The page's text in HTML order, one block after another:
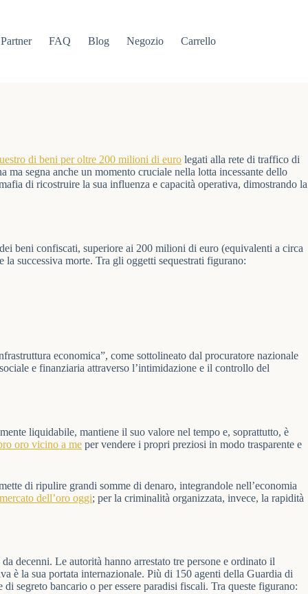
FAQ Blog Negozio Carrello
di beni per oltre 200 milioni di euro legati alla rete di traffico di
segna anche un momento cruciale nella lotta incessante dello
di ricostruire la sua influenza e capacità operativa, dimostrando la
beni confiscati, superiore ai 200 milioni di euro (equivalenti a circa
successiva morte. Tra gli oggetti sequestrati figurano:
economica”, come sottolineato dal procuratore nazionale
e finanziaria attraverso l’intimidazione e il controllo del
liquidabile, mantiene il suo valore nel tempo e, soprattutto, è
oro vicino a me per vendere i propri preziosi in modo trasparente e
di ripulire grandi somme di denaro, integrandole nell’economia
mercato dell’oro oggi; per la criminalità organizzata, invece, la rapidità
decenni. Le autorità hanno arrestato tre persone e ordinato il
è la sua portata internazionale. Più di 150 agenti della Guardia di
segreto bancario o per essere paradisi fiscali. Tra queste figurano: